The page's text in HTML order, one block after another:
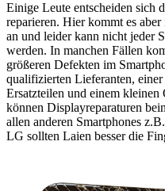
Einige Leute entscheiden sich
reparieren. Hier kommt es
an und leider kann nicht jeder
werden. In manchen Fällen
größeren Defekten im
qualifizierten Lieferanten,
Ersatzteilen und einem
können Displayreparaturen
allen anderen Smartphones
LG sollten Laien besser die